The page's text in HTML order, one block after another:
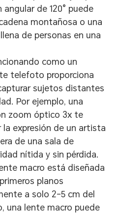
de 120° puede
montañosa o una
de personas en una
como un
telefoto proporciona
sujetos distantes
Por ejemplo, una
zoom óptico 3x te
expresión de un artista
de una sala de
nítida y sin pérdida.
macro está diseñada
planos
a solo 2–5 cm del
una lente macro puede